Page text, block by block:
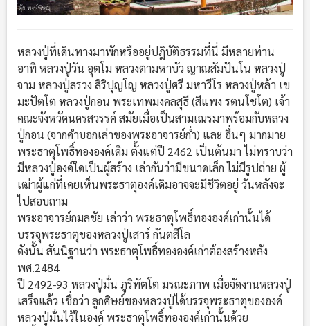
หลวงปู่ที่เดินทางมาพักหรืออยู่ปฎิบัติธรรมที่นี่ มีหลายท่าน
อาทิ หลวงปู่วัน อุตโม หลวงตามหาบัว ญาณสัมปันโน หลวงปู่
จาม หลวงปู่สรวง สิริปุญโญ หลวงปู่ศรี มหาวีโร หลวงปู่หล้า เข
มะปัตโต หลวงปู่กอน พระเทพมงคลสุธี (สีแพง รตนโชโต) เจ้า
คณะจังหวัดนครสวรรค์ สมัยเมื่อเป็นสามเณรมาพร้อมกับหลวง
ปู่กอน (จากคำบอกเล่าของพระอาจารย์ก่ำ) และ อื่นๆ มากมาย
พระธาตุโพธิ์ทององค์เดิม ตั้งแต่ปี 2462 เป็นต้นมา ไม่ทราบว่า
มีหลวงปู่องค์ใดเป็นผู้สร้าง เล่ากันว่ามีขนาดเล็ก ไม่มีรูปถ่าย ผู้
เฒ่าผู้แก่ที่เคยเห็นพระธาตุองค์เดิมอาจจะมีชีวิตอยู่ วันหลังจะ
ไปสอบถาม
พระอาจารย์กมลชัย เล่าว่า พระธาตุโพธิ์ทององค์เก่านั้นได้
บรรจุพระธาตุของหลวงปู่เสาร์ กันตสีโล
ดังนั้น สันนิฐานว่า พระธาตุโพธิ์ทององค์เก่าต้องสร้างหลัง
พศ.2484
ปี 2492-93 หลวงปู่มั่น ภูริทัตโต มรณะภาพ เมื่อจัดงานหลวงปู่
เสร็จแล้ว เชื่อว่า ลูกศิษย์ของหลวงปู่ได้บรรจุพระธาตุขององค์
หลวงปู่มั่นไว้ในองค์ พระธาตุโพธิ์ทององค์เก่านั้นด้วย